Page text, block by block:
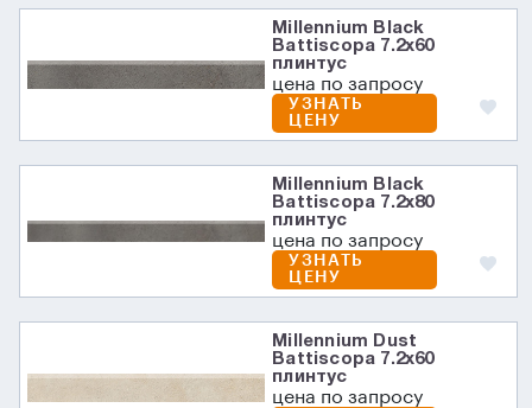
Millennium Black
Battiscopa 7.2х60
плинтус
цена по запросу
УЗНАТЬ
ЦЕНУ
Millennium Black
Battiscopa 7.2х80
плинтус
цена по запросу
УЗНАТЬ
ЦЕНУ
Millennium Dust
Battiscopa 7.2х60
плинтус
цена по запросу